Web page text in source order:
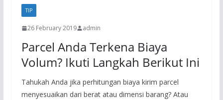
TIP
26 February 2019 admin
Parcel Anda Terkena Biaya
Volum? Ikuti Langkah Berikut Ini
Tahukah Anda jika perhitungan biaya kirim parcel
menyesuaikan dari berat atau dimensi barang? Atau